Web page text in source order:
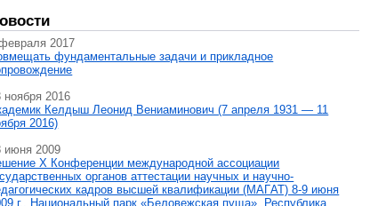
2017
фундаментальные задачи и прикладное
ноября 2016
Келдыш Леонид Вениаминович (7 апреля 1931 — 11
2016)
июня 2009
X Конференции международной ассоциации
органов аттестации научных и научно-
кадров высшей квалификации (МАГAT) 8-9 июня
г., Национальный парк «Беловежская пуща», Республика